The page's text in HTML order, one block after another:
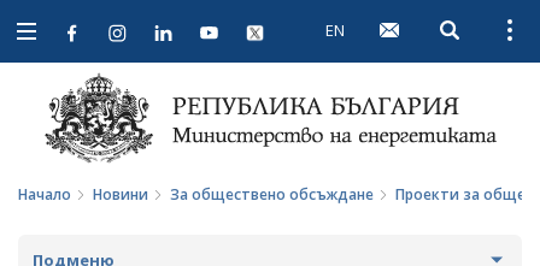
Open
navigation
EN Open
Начало Новини За обществено обсъждане Проекти за
Подменю